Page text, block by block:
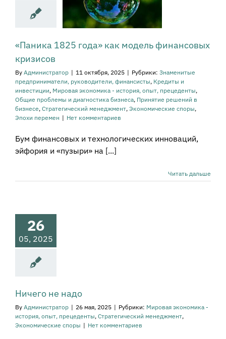
Мировая
и диагностика
Принятие
в бизнесе
споры
перемен
«Паника 1825 года» как модель финансовых
кризисов
By Администратор | 11 октября, 2025 | Рубрики: Знаменитые
предприниматели, руководители, финансисты, Кредиты и
инвестиции, Мировая экономика - история, опыт, прецеденты,
Общие проблемы и диагностика бизнеса, Принятие решений в
бизнесе, Стратегический менеджмент, Экономические споры,
Эпохи перемен | Нет комментариев
Бум финансовых и технологических инноваций,
эйфория и «пузыри» на [...]
Читать дальше
26
05, 2025
опыт,
споры
Ничего не надо
By Администратор | 26 мая, 2025 | Рубрики: Мировая экономика -
история, опыт, прецеденты, Стратегический менеджмент,
Экономические споры | Нет комментариев